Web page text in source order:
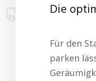
Die
Für den
parken